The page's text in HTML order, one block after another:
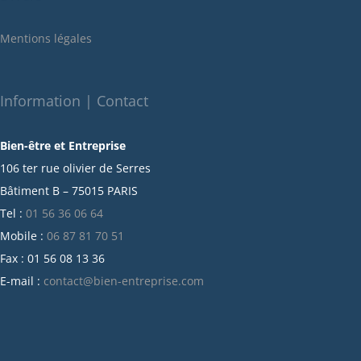
décembre 2021
octobre 2021
juillet 2021
juin 2021
mai 2021
avril 2021
mars 2021
février 2021
janvier 2021
Mentions légales
Information | Contact
Bien-être et Entreprise
106 ter rue olivier de Serres
Bâtiment B – 75015 PARIS
Tel : 01 56 36 06 64
Mobile : 06 87 81 70 51
Fax : 01 56 08 13 36
E-mail : contact@bien-entreprise.com